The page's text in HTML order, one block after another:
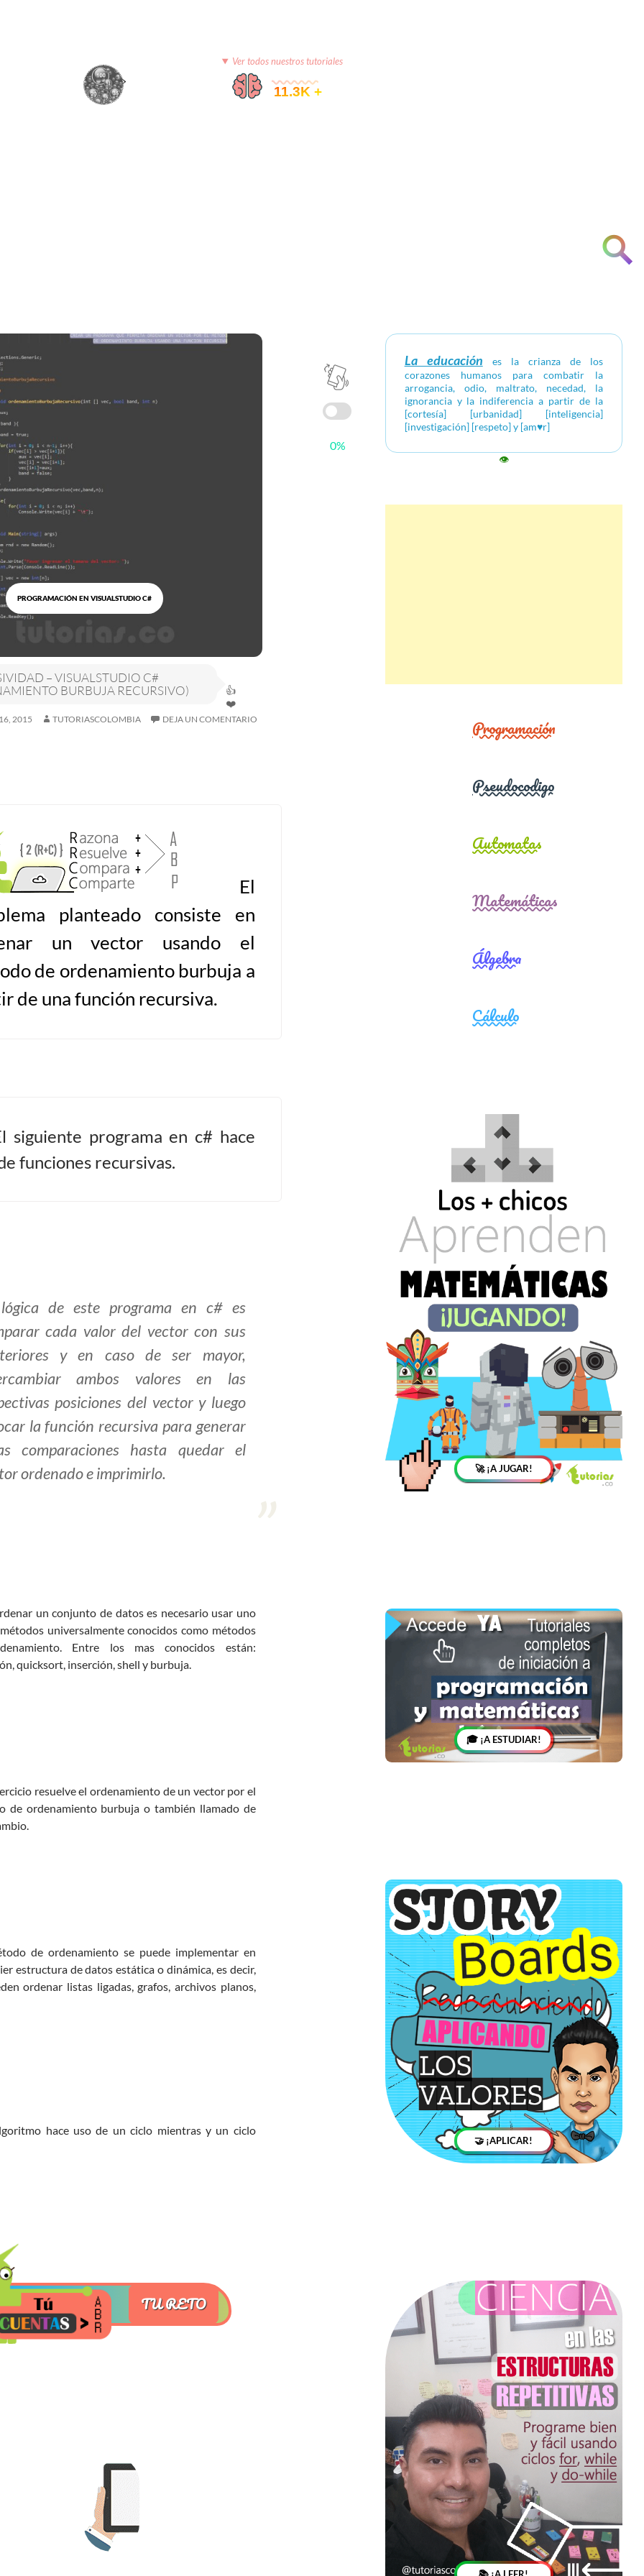
0%
Ver todos nuestros tutoriales
© 11.3K +
PROGRAMACIÓN EN VISUALSTUDIO C#
– VISUALSTUDIO C#
BURBUJA RECURSIVO)
2015 TUTORIASCOLOMBIA DEJA UN COMENTARIO
El
planteado consiste en
un vector usando el
de ordenamiento burbuja a
de una función recursiva.
siguiente programa en c# hace
funciones recursivas.
de este programa en c# es
cada valor del vector con sus
y en caso de ser mayor,
ambos valores en las
posiciones del vector y luego
la función recursiva para generar
comparaciones hasta quedar el
ordenado e imprimirlo.
un conjunto de datos es necesario usar uno
universalmente conocidos como métodos
Entre los mas conocidos están:
quicksort, inserción, shell y burbuja.
resuelve el ordenamiento de un vector por el
de ordenamiento burbuja o también llamado de
de ordenamiento se puede implementar en
estructura de datos estática o dinámica, es decir,
ordenar listas ligadas, grafos, archivos planos,
hace uso de un ciclo mientras y un ciclo
TU RETO
La educación es la crianza de los
corazones humanos para combatir la
arrogancia, odio, maltrato, necedad, la
ignorancia y la indiferencia a partir de la
[cortesía] [urbanidad] [inteligencia]
[investigación] [respeto] y [am♥r]
👁
🚀 ¡A JUGAR!
🎓 ¡A ESTUDIAR!
🤝 ¡APLICAR!